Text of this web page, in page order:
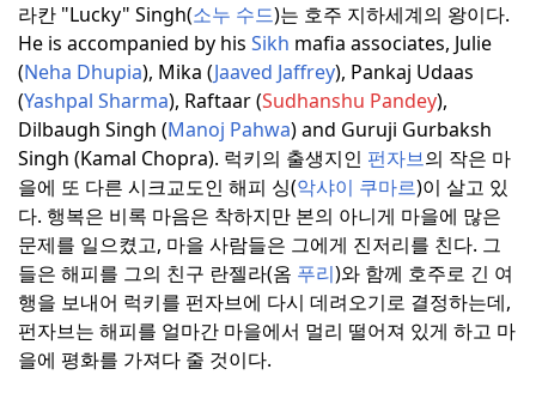
라칸 "Lucky" Singh(소누 수드)는 호주 지하세계의 왕이다.
He is accompanied by his Sikh mafia associates, Julie
(Neha Dhupia), Mika (Jaaved Jaffrey), Pankaj Udaas
(Yashpal Sharma), Raftaar (Sudhanshu Pandey),
Dilbaugh Singh (Manoj Pahwa) and Guruji Gurbaksh
Singh (Kamal Chopra). 럭키의 출생지인 펀자브의 작은 마
을에 또 다른 시크교도인 해피 싱(악샤이 쿠마르)이 살고 있
다. 행복은 비록 마음은 착하지만 본의 아니게 마을에 많은
문제를 일으켰고, 마을 사람들은 그에게 진저리를 친다. 그
들은 해피를 그의 친구 란젤라(옴 푸리)와 함께 호주로 긴 여
행을 보내어 럭키를 펀자브에 다시 데려오기로 결정하는데,
펀자브는 해피를 얼마간 마을에서 멀리 떨어져 있게 하고 마
을에 평화를 가져다 줄 것이다.